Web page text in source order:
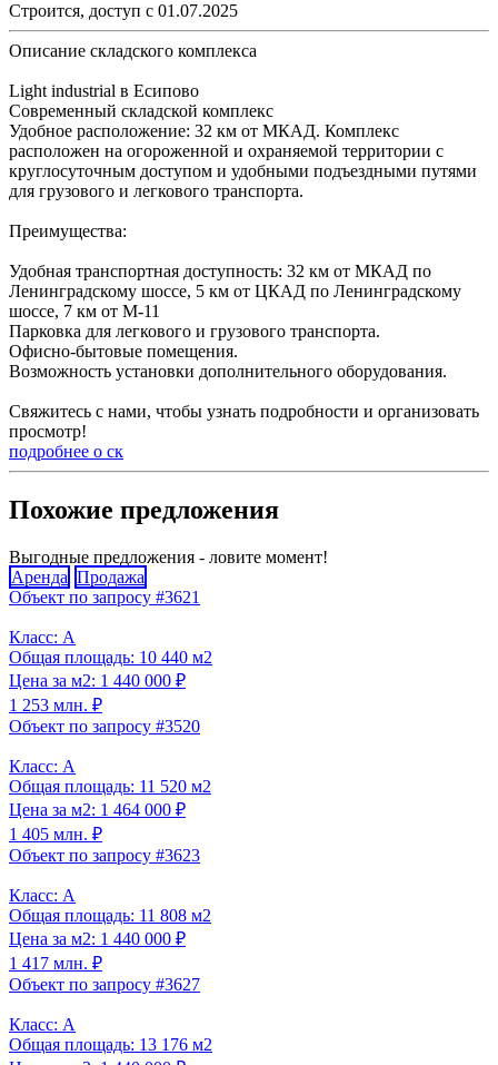
Строится, доступ с 01.07.2025
Описание складского комплекса
Light industrial в Есипово
Современный складской комплекс
Удобное расположение: 32 км от МКАД. Комплекс
расположен на огороженной и охраняемой территории с
круглосуточным доступом и удобными подъездными путями
для грузового и легкового транспорта.
Преимущества:
Удобная транспортная доступность: 32 км от МКАД по
Ленинградскому шоссе, 5 км от ЦКАД по Ленинградскому
шоссе, 7 км от М-11
Парковка для легкового и грузового транспорта.
Офисно-бытовые помещения.
Возможность установки дополнительного оборудования.
Свяжитесь с нами, чтобы узнать подробности и организовать
просмотр!
подробнее о ск
Похожие предложения
Выгодные предложения - ловите момент!
Аренда Продажа
Объект по запросу #3621
Класс: A
Общая площадь: 10 440 м2
Цена за м2: 1 440 000 ₽
1 253 млн. ₽
Объект по запросу #3520
Класс: A
Общая площадь: 11 520 м2
Цена за м2: 1 464 000 ₽
1 405 млн. ₽
Объект по запросу #3623
Класс: A
Общая площадь: 11 808 м2
Цена за м2: 1 440 000 ₽
1 417 млн. ₽
Объект по запросу #3627
Класс: A
Общая площадь: 13 176 м2